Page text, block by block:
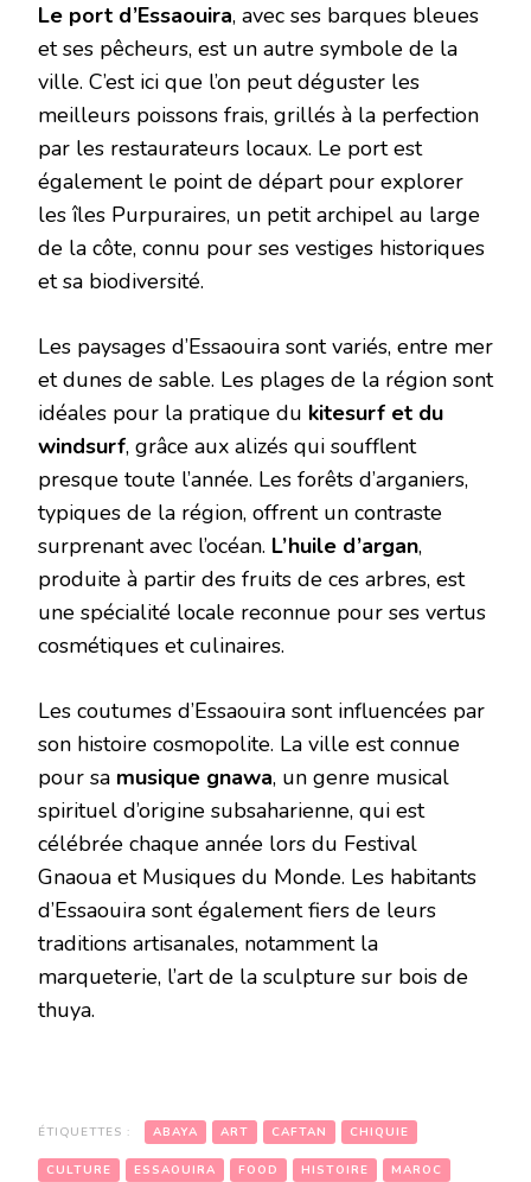
Le port d’Essaouira, avec ses barques bleues
et ses pêcheurs, est un autre symbole de la
ville. C’est ici que l’on peut déguster les
meilleurs poissons frais, grillés à la perfection
par les restaurateurs locaux. Le port est
également le point de départ pour explorer
les îles Purpuraires, un petit archipel au large
de la côte, connu pour ses vestiges historiques
et sa biodiversité.
Les paysages d’Essaouira sont variés, entre mer
et dunes de sable. Les plages de la région sont
idéales pour la pratique du kitesurf et du
windsurf, grâce aux alizés qui soufflent
presque toute l’année. Les forêts d’arganiers,
typiques de la région, offrent un contraste
surprenant avec l’océan. L’huile d’argan,
produite à partir des fruits de ces arbres, est
une spécialité locale reconnue pour ses vertus
cosmétiques et culinaires.
Les coutumes d’Essaouira sont influencées par
son histoire cosmopolite. La ville est connue
pour sa musique gnawa, un genre musical
spirituel d’origine subsaharienne, qui est
célébrée chaque année lors du Festival
Gnaoua et Musiques du Monde. Les habitants
d’Essaouira sont également fiers de leurs
traditions artisanales, notamment la
marqueterie, l’art de la sculpture sur bois de
thuya.
ÉTIQUETTES : ABAYA ART CAFTAN CHIQUIE
CULTURE ESSAOUIRA FOOD HISTOIRE MAROC